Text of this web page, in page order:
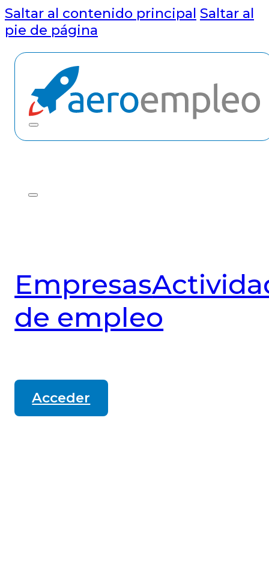
Saltar al contenido principal Saltar al
pie de página
Empresas
de empleo
Acceder